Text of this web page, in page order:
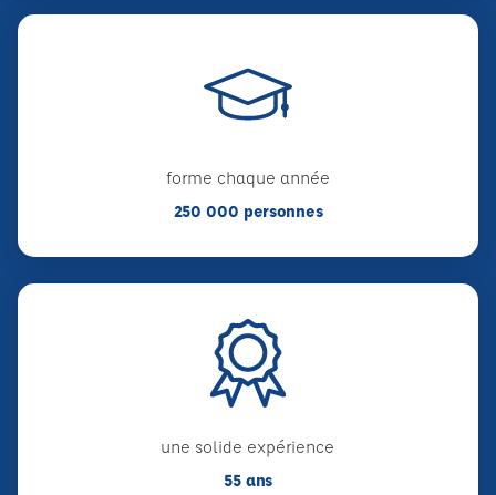
forme chaque année
250 000 personnes
une solide expérience
55 ans